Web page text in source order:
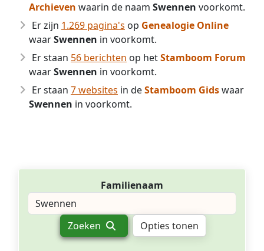
Archieven waarin de naam Swennen voorkomt.
Er zijn 1.269 pagina's op Genealogie Online
waarSwennen in voorkomt.
Er staan 56 berichten op hetStamboom Forum
waarSwennen in voorkomt.
Er staan 7 websites in deStamboom Gidswaar
Swennen in voorkomt.
Familienaam
Zoeken Opties tonen